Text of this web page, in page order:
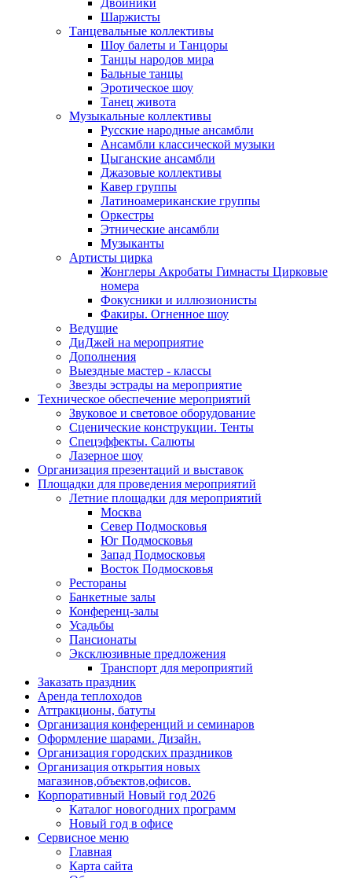
Двойники
Шаржисты
Танцевальные коллективы
Шоу балеты и Танцоры
Танцы народов мира
Бальные танцы
Эротическое шоу
Танец живота
Музыкальные коллективы
Русские народные ансамбли
Ансамбли классической музыки
Цыганские ансамбли
Джазовые коллективы
Кавер группы
Латиноамериканские группы
Оркестры
Этнические ансамбли
Музыканты
Артисты цирка
Жонглеры Акробаты Гимнасты Цирковые
номера
Фокусники и иллюзионисты
Факиры. Огненное шоу
Ведущие
ДиДжей на мероприятие
Дополнения
Выездные мастер - классы
Звезды эстрады на мероприятие
Техническое обеспечение мероприятий
Звуковое и световое оборудование
Сценические конструкции. Тенты
Спецэффекты. Салюты
Лазерное шоу
Организация презентаций и выставок
Площадки для проведения мероприятий
Летние площадки для мероприятий
Москва
Север Подмосковья
Юг Подмосковья
Запад Подмосковья
Восток Подмосковья
Рестораны
Банкетные залы
Конференц-залы
Усадьбы
Пансионаты
Эксклюзивные предложения
Транспорт для мероприятий
Заказать праздник
Аренда теплоходов
Аттракционы, батуты
Организация конференций и семинаров
Оформление шарами. Дизайн.
Организация городских праздников
Организация открытия новых
магазинов,объектов,офисов.
Корпоративный Новый год 2026
Каталог новогодних программ
Новый год в офисе
Сервисное меню
Главная
Карта сайта